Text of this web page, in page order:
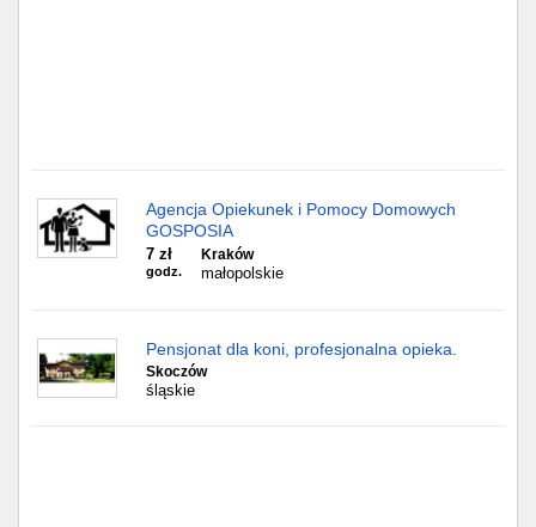
Agencja Opiekunek i Pomocy Domowych
GOSPOSIA
7 zł
godz.
Kraków
małopolskie
Pensjonat dla koni, profesjonalna opieka.
Skoczów
śląskie
Częstochowa
Olsztyn
Sosnowiec